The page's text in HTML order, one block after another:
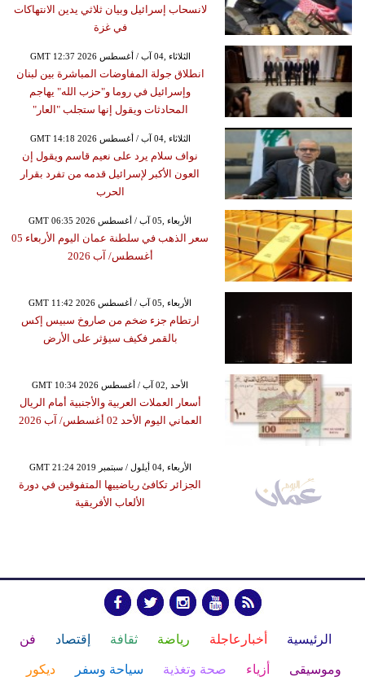
لانسحاب إسرائيل وبيان ثلاثي يدين الانتهاكات
في غزة
GMT 12:37 2026 الثلاثاء ,04 آب / أغسطس
انطلاق جولة المفاوضات المباشرة بين لبنان
وإسرائيل في روما و"حزب الله" يهاجم
المحادثات ويقول إنها ستجلب "العار"
GMT 14:18 2026 الثلاثاء ,04 آب / أغسطس
نواف سلام يرد على نعيم قاسم ويقول إن
العون الأكبر لإسرائيل قدمه من تفرد بقرار
الحرب
GMT 06:35 2026 الأربعاء ,05 آب / أغسطس
سعر الذهب في سلطنة عمان اليوم الأربعاء 05
أغسطس/ آب 2026
GMT 11:42 2026 الأربعاء ,05 آب / أغسطس
ارتطام جزء ضخم من صاروخ سبيس إكس
بالقمر فكيف سيؤثر على الأرض
GMT 10:34 2026 الأحد ,02 آب / أغسطس
أسعار العملات العربية والأجنبية أمام الريال
العماني اليوم الأحد 02 أغسطس/ آب 2026
GMT 21:24 2019 الأربعاء ,04 أيلول / سبتمبر
الجزائر تكافئ رياضييها المتفوقين في دورة
الألعاب الأفريقية
الرئيسية أخبارعاجلة رياضة ثقافة إقتصاد فن
وموسيقى أزياء صحة وتغذية سياحة وسفر ديكور